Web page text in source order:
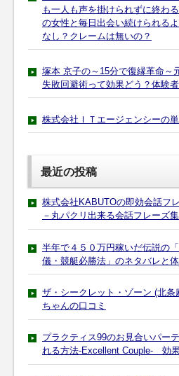
も一人も声を掛けられずに終わ
の女性と毎日出会い続けられる
なし？クレームは無いの？
塚本 京子の～15分で復縁革命～
失敗回避術って効果どう？体験
株式会社ＩＴエージェンシーの
最近の投稿
株式会社KABUTOの即効会話フ
－丸パクリ出来る会話フレーズ
半年で４５０万円稼いだ伝説の
儀・競艇必勝法」のネタバレと
ザ・シークレット・ゾーン (北
ちゃんの口コミ
プラクティス99のお見合いパー
れる方法-Excellent Couple- 効